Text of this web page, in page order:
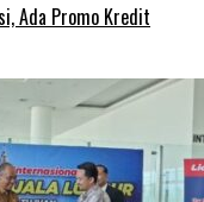
Ada Promo Kredit